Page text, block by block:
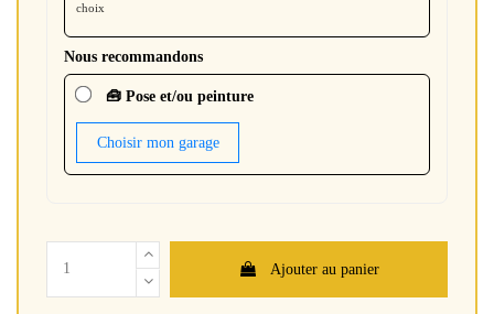
choix
Nous recommandons
🧰 Pose et/ou peinture
Choisir mon garage
Ajouter au panier